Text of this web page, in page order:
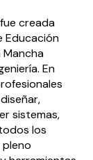
creada
Educación
Mancha
En
sistemas,
los